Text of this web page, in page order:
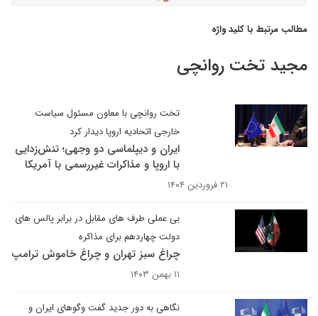
مطالب مرتبط با کلید واژه
مجید تخت روانچی
تخت روانچی با معاون مسئول سیاست
خارجی اتحادیه اروپا دیدار کرد
ایران و دیپلماسی دو وجهی؛ تنش‌زدایی
با اروپا و مذاکرات غیررسمی با آمریکا
۲۱ فروردین ۱۴۰۴
بی عملی طرف های مقابل در برابر پالس های
دولت چهاردهم برای مذاکره
چراغ سبز تهران و چراغ خاموش ترامپ
۱۱ بهمن ۱۴۰۳
نگاهی به دور جدید گفت وگوهای ایران و